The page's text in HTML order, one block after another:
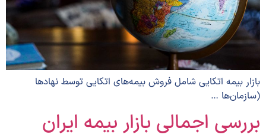
بازار بیمه اتکایی شامل فروش بیمه‌های اتکایی توسط نهادها
(سازمان‌ها …
بررسی اجمالی بازار بیمه ایران